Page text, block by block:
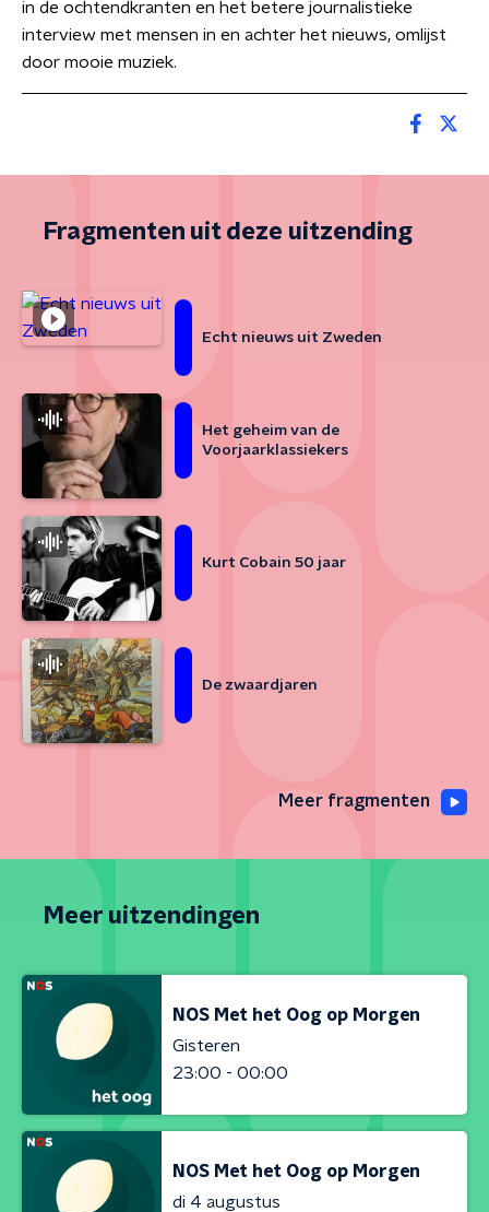
in de ochtendkranten en het betere journalistieke
interview met mensen in en achter het nieuws, omlijst
door mooie muziek.
Fragmenten uit deze uitzending
Echt nieuws uit Zweden
Het geheim van de
Voorjaarklassiekers
Kurt Cobain 50 jaar
De zwaardjaren
Meer fragmenten
Meer uitzendingen
NOS Met het Oog op Morgen
Gisteren
23:00 - 00:00
NOS Met het Oog op Morgen
di 4 augustus